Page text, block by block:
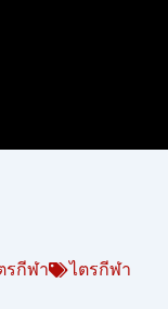
รกีฬา ไตรกีฬา